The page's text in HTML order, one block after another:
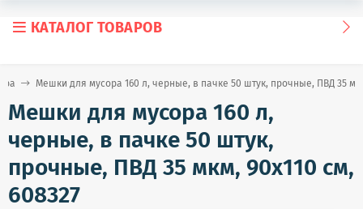
КАТАЛОГ ТОВАРОВ
Мешки для мусора 160 л, черные, в пачке 50 штук, прочные, ПВД 35
Мешки для мусора 160 л,
черные, в пачке 50 штук,
прочные, ПВД 35 мкм, 90х110 см,
608327